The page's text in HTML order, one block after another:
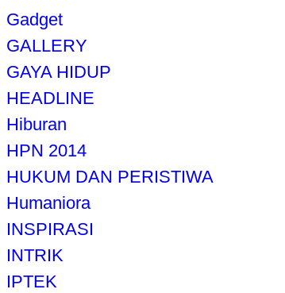
Gadget
GALLERY
GAYA HIDUP
HEADLINE
Hiburan
HPN 2014
HUKUM DAN PERISTIWA
Humaniora
INSPIRASI
INTRIK
IPTEK